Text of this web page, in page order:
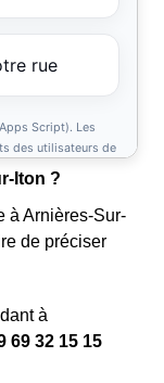
Iton ?
à Arnières-Sur-
de préciser
à
69 32 15 15